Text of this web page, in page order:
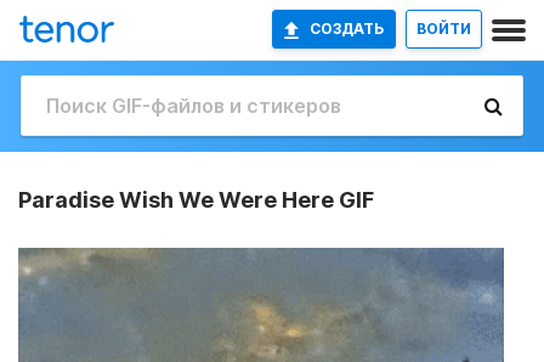
СОЗДАТЬ ВОЙТИ
Paradise Wish We Were Here GIF